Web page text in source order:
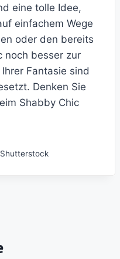
eine tolle Idee,
einfachem Wege
oder den bereits
noch besser zur
Fantasie sind
Denken Sie
Shabby Chic